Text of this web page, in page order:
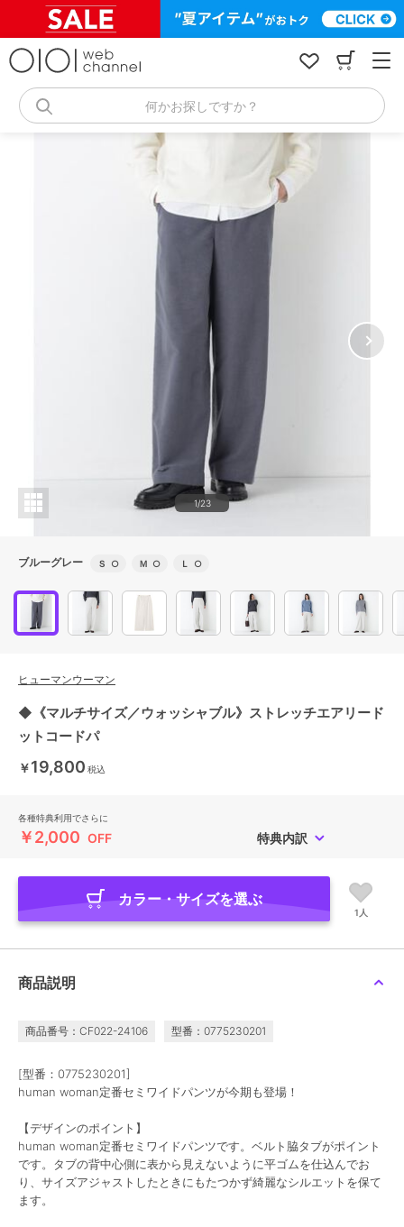
何かお探しですか？
1/23
ブルーグレー Ｓ ○ Ｍ ○ Ｌ ○
ヒューマンウーマン
◆《マルチサイズ／ウォッシャブル》ストレッチエアリード
ットコードパ
￥19,800 税込
各種特典利用でさらに
￥2,000 OFF 特典内訳
カラー・サイズを選ぶ
1人
商品説明
商品番号：CF022-24106 型番：0775230201
[型番：0775230201]
human woman定番セミワイドパンツが今期も登場！
【デザインのポイント】
human woman定番セミワイドパンツです。ベルト脇タブがポイント
です。タブの背中心側に表から見えないように平ゴムを仕込んでお
り、サイズアジャストしたときにもたつかず綺麗なシルエットを保て
ます。